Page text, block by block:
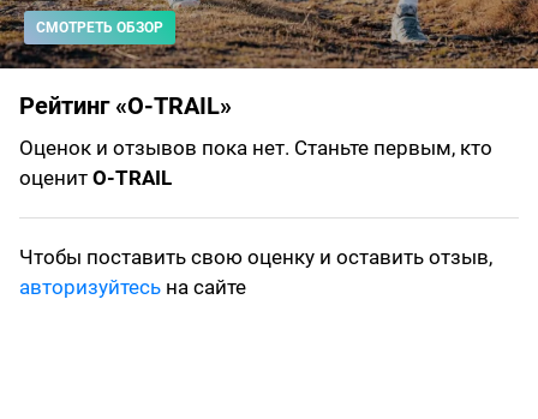
СМОТРЕТЬ ОБЗОР
Рейтинг «O-TRAIL»
Оценок и отзывов пока нет. Станьте первым, кто
оценит O-TRAIL
Чтобы поставить свою оценку и оставить отзыв,
авторизуйтесь на сайте